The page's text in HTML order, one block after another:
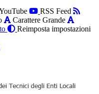
RSS Feed
Carattere Grande
Reimposta impostazioni